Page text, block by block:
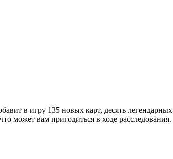
в игру 135 новых карт, десять легендарных
может вам пригодиться в ходе расследования.